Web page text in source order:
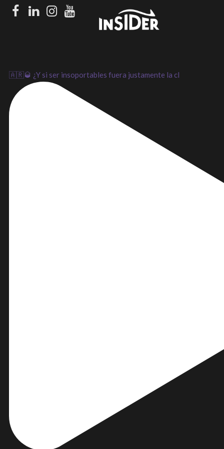
Facebook
LinkedIn
Instagram
Youtube
🇦🇷🥃 ¿Y si ser insoportables fuera justamente la cl